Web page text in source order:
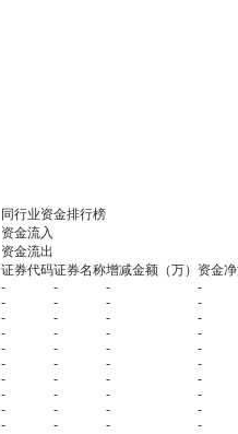
同行业资金排行榜
资金流入
资金流出
证券代码证券名称增减金额（万） 资金
-
- -
-
-
- -
-
-
- -
-
-
- -
-
-
- -
-
-
- -
-
-
- -
-
-
- -
-
-
- -
-
-
- - -